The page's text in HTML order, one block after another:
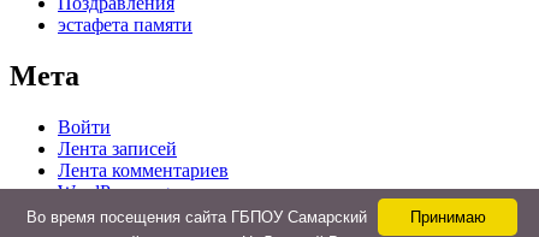
эстафета памяти
Мета
Войти
Лента записей
Лента комментариев
WordPress.org
Принимаю
Во время посещения сайта ГБПОУ Самарский